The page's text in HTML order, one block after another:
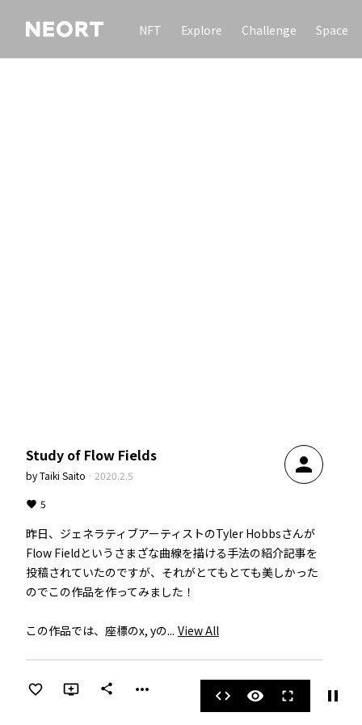
NFT Explore Challenge Space
Study of Flow Fields
byTaiki Saito · 2020.2.5 person
5
昨日、ジェネラティブアーティストのTyler Hobbsさんが
Flow Fieldというさまざな曲線を描ける手法の紹介記事を
投稿されていたのですが、それがとてもとても美しかった
のでこの作品を作ってみました！
この作品では、座標のx, yの... View All
share more_horiz code visibility fullscreen pause